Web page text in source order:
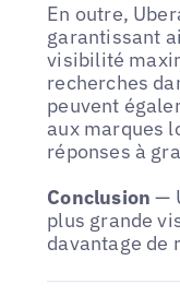
En outre,
garantissant
visibilité
recherches
peuvent
aux marques
réponses à
Conclusion—
plus grande
davantage de